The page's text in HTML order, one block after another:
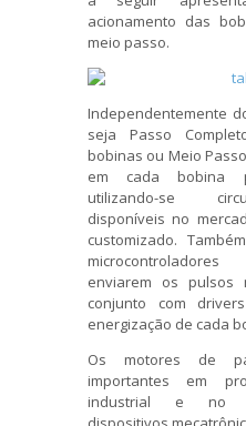
acionamento das
meio passo.
Independentemente
seja Passo
bobinas ou Meio
em cada bobina
utilizando-se
disponíveis no
customizado.
enviarem os pulsos
conjunto com
energização de cada
Os motores de
importantes em
industrial e no